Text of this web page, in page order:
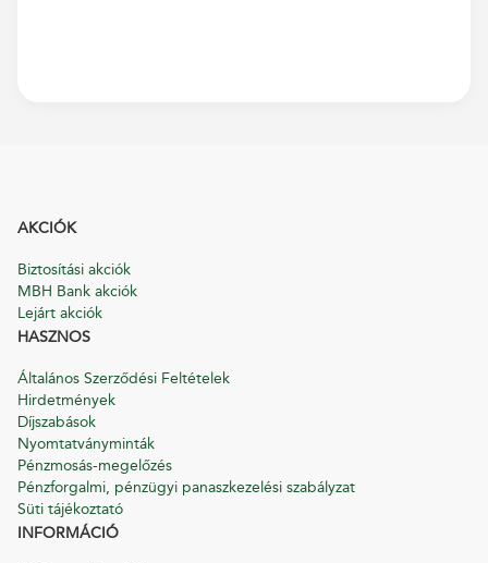
AKCIÓK
Biztosítási akciók
MBH Bank akciók
Lejárt akciók
HASZNOS
Általános Szerződési Feltételek
Hirdetmények
Díjszabások
Nyomtatványminták
Pénzmosás-megelőzés
Pénzforgalmi, pénzügyi panaszkezelési szabályzat
Süti tájékoztató
INFORMÁCIÓ